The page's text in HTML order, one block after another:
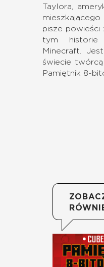
Taylora,
pisze powieści
tym
Minecraft.
świecie
Pamiętnik 8-